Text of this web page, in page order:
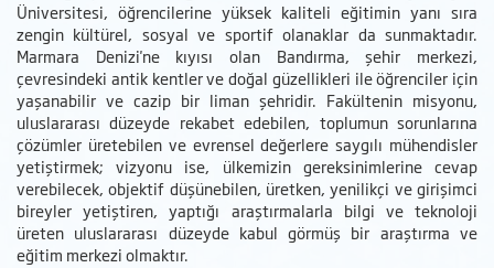
Üniversitesi, öğrencilerine yüksek kaliteli eğitimin yanı sıra
zengin kültürel, sosyal ve sportif olanaklar da sunmaktadır.
Marmara Denizi'ne kıyısı olan Bandırma, şehir merkezi,
çevresindeki antik kentler ve doğal güzellikleri ile öğrenciler için
yaşanabilir ve cazip bir liman şehridir. Fakültenin misyonu,
uluslararası düzeyde rekabet edebilen, toplumun sorunlarına
çözümler üretebilen ve evrensel değerlere saygılı mühendisler
yetiştirmek; vizyonu ise, ülkemizin gereksinimlerine cevap
verebilecek, objektif düşünebilen, üretken, yenilikçi ve girişimci
bireyler yetiştiren, yaptığı araştırmalarla bilgi ve teknoloji
üreten uluslararası düzeyde kabul görmüş bir araştırma ve
eğitim merkezi olmaktır.